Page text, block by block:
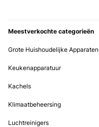
Meestverkochte categorieën
Grote Huishoudelijke Apparaten
Keukenapparatuur
Kachels
Klimaatbeheersing
Luchtreinigers